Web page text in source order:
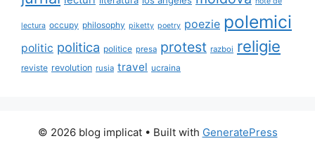
lectura occupy philosophy piketty poetry poezie polemici
politic politica politice presa protest razboi religie
reviste revolution rusia travel ucraina
© 2026 blog implicat• Built with GeneratePress